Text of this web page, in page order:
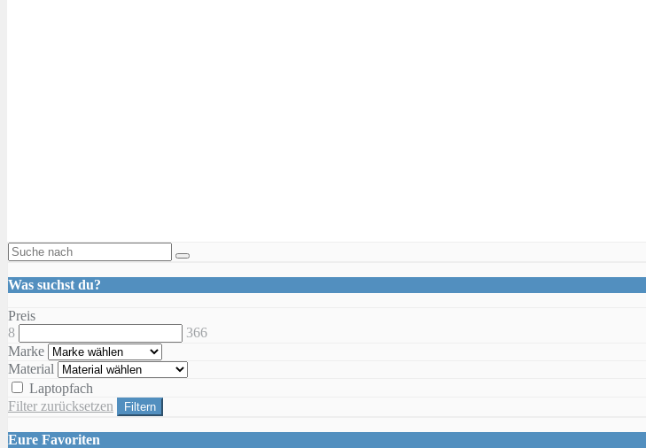
Was suchst du?
Preis
8
366
Marke
Material
Laptopfach
Filter zurücksetzen
Filtern
Eure Favoriten